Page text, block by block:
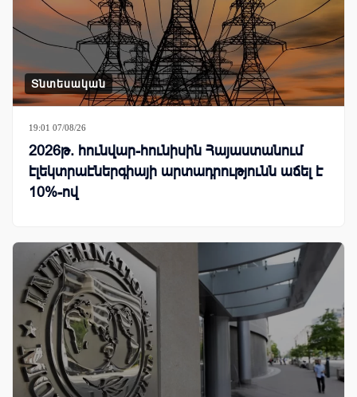
Տնտեսական
19:01 07/08/26
2026թ. հունվար-հունիսին Հայաստանում
էլեկտրաէներգիայի արտադրությունն աճել է
10%-ով